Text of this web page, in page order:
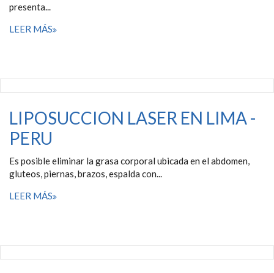
presenta...
LEER MÁS
LIPOSUCCION LASER EN LIMA -
PERU
Es posible eliminar la grasa corporal ubicada en el abdomen,
gluteos, piernas, brazos, espalda con...
LEER MÁS